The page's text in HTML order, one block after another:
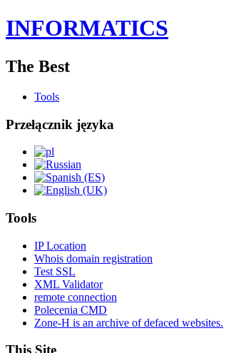
INFORMATICS
The Best
Tools
Przełącznik języka
Tools
IP Location
Whois domain registration
Test SSL
XML Validator
remote connection
Polecenia CMD
Zone-H is an archive of defaced websites.